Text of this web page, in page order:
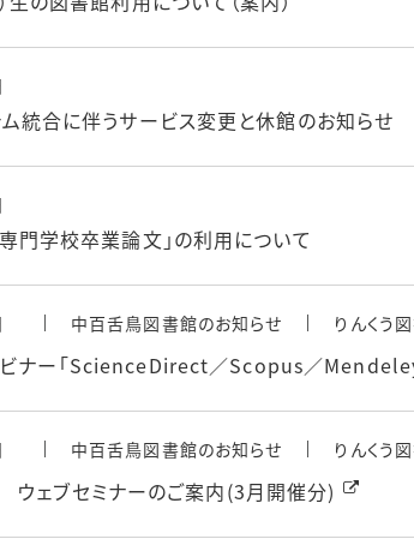
リモートアクセス
統合に伴うサービス変更と休館のお知らせ
門学校卒業論文」の利用について
中百舌鳥図書館のお知らせ りんくう
ナー「ScienceDirect／Scopus／
中百舌鳥図書館のお知らせ りんくう
ェブセミナーのご案内(3月開催分)